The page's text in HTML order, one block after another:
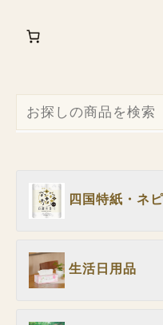
四国特紙・ネ
生活日用品